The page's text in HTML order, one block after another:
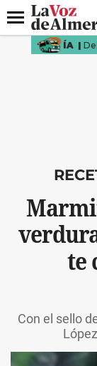
DESTACADO
Menú
te
Con el sello